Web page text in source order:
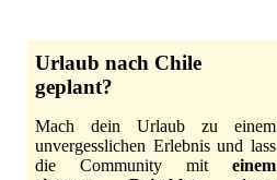
Urlaub nach Chile
geplant?
Mach dein Urlaub zu einem
unvergesslichen Erlebnis und lass
die Community mit einem